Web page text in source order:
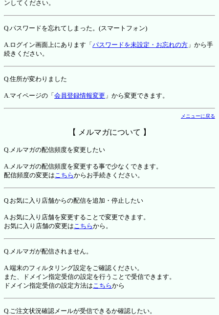
ンしてください。
Q.パスワードを忘れてしまった。(スマートフォン)
A.ログイン画面上にあります「 パスワードを未設定・お忘れの方 」から手
続きください。
Q.住所が変わりました
A.マイページの「 会員登録情報変更 」から変更できます。
メニューに戻る
【 メルマガについて 】
Q.メルマガの配信頻度を変更したい
A.メルマガの配信頻度を変更する事で少なくできます。
配信頻度の変更はこちらからお手続きください。
Q.お気に入り店舗からの配信を追加・停止したい
A.お気に入り店舗を変更することで変更できます。
お気に入り店舗の変更はこちらから。
Q.メルマガが配信されません。
A.端末のフィルタリング設定をご確認ください。
また、ドメイン指定受信の設定を行うことで受信できます。
ドメイン指定受信の設定方法はこちらから
Q.ご注文状況確認メールが受信できるか確認したい。